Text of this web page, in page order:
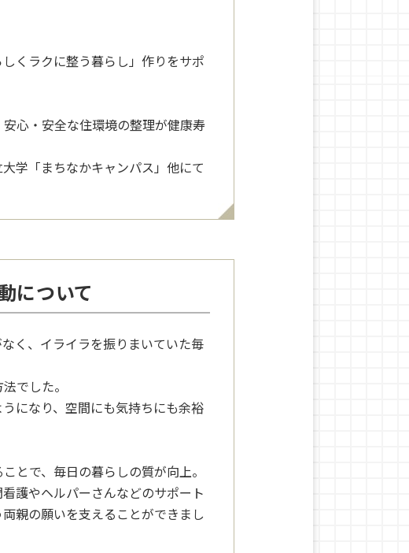
くラクに整う暮らし」作りをサポ
心・安全な住環境の整理が健康寿
学「まちなかキャンパス」他にて
について
く、イライラを振りまいていた毎
でした。
になり、空間にも気持ちにも余裕
とで、毎日の暮らしの質が向上。
護やヘルパーさんなどのサポート
親の願いを支えることができまし